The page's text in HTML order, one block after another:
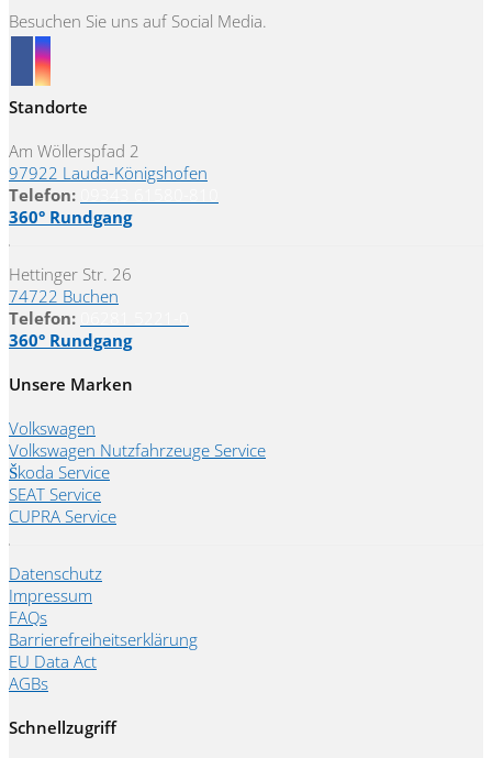
Besuchen Sie uns auf Social Media.
Standorte
Am Wöllerspfad 2
97922 Lauda-Königshofen
Telefon:
360° Rundgang
Hettinger Str. 26
74722 Buchen
Telefon:
360° Rundgang
Unsere Marken
Volkswagen
Volkswagen Nutzfahrzeuge Service
Škoda Service
SEAT Service
CUPRA Service
Datenschutz
Impressum
FAQs
Barrierefreiheitserklärung
EU Data Act
AGBs
Schnellzugriff